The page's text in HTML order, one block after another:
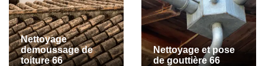
Nettoyage
demoussage de
toiture 66
Nettoyage et pose
de gouttière 66